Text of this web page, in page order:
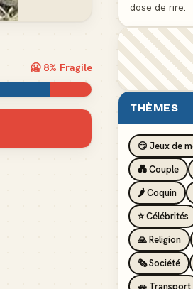
🥶 8% Fragile
dose de rire.
THÈMES
😏 Jeux de
💑 Couple
🌶️ Coquin
⭐ Célébrités
🙏 Religion
🗞️ Société
🚗 Transport